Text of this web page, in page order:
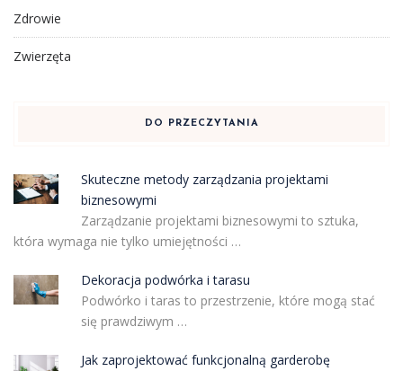
Zdrowie
Zwierzęta
DO PRZECZYTANIA
Skuteczne metody zarządzania projektami
biznesowymi
Zarządzanie projektami biznesowymi to sztuka,
która wymaga nie tylko umiejętności …
Dekoracja podwórka i tarasu
Podwórko i taras to przestrzenie, które mogą stać
się prawdziwym …
Jak zaprojektować funkcjonalną garderobę